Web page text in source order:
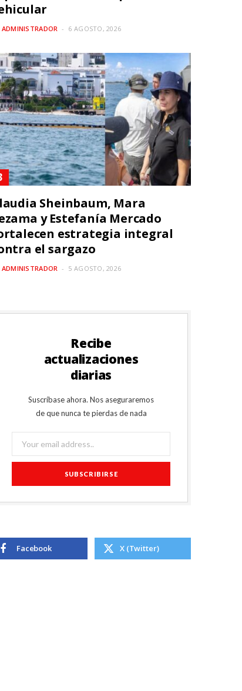
ADMINISTRADOR 6 AGOSTO, 2026
Sheinbaum, Mara
y Estefanía Mercado
estrategia integral
el sargazo
ADMINISTRADOR 5 AGOSTO, 2026
Recibe
actualizaciones
diarias
Suscríbase ahora. Nos aseguraremos
de que nunca te pierdas de nada
Facebook X (Twitter)